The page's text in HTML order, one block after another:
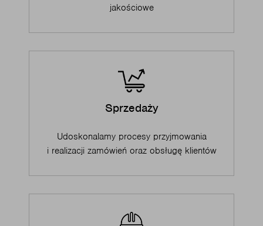
jakościowe
Sprzedaży
Udoskonalamy procesy przyjmowania
i realizacji zamówień oraz obsługę klientów